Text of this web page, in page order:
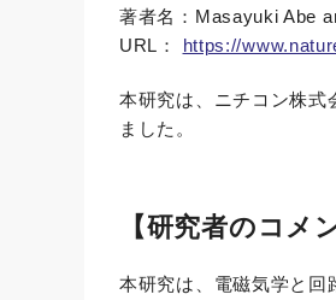
著者名：Masayuki Abe
URL： https://
本研究は、ニチコン株式
ました。
【研究者のコメ
本研究は、電磁気学と回